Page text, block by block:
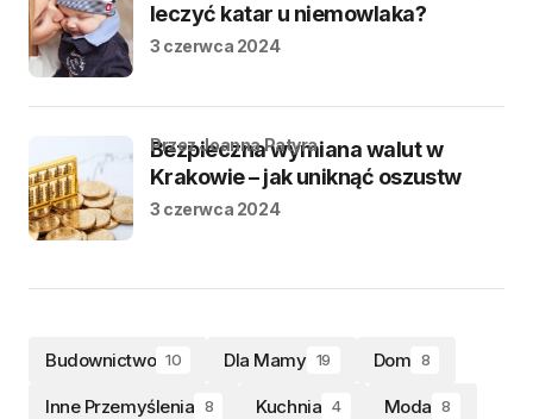
leczyć katar u niemowlaka?
3 czerwca 2024
Bezpieczna wymiana walut w
Krakowie – jak uniknąć oszustw
przez Joanna Patyra
3 czerwca 2024
Budownictwo 10 Dla Mamy 19 Dom 8
Inne Przemyślenia 8 Kuchnia 4 Moda 8